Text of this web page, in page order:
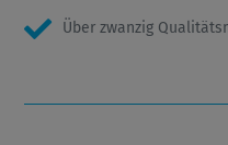
Über zwanzig